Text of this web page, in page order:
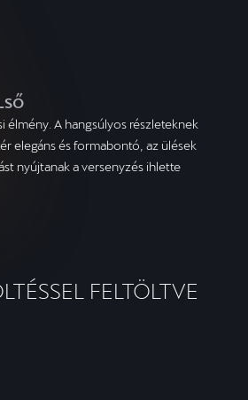
élmény. A hangsúlyos részleteknek
elegáns és formabontó, az ülések
nyújtanak a versenyzés ihlette
FELTÖLTVE